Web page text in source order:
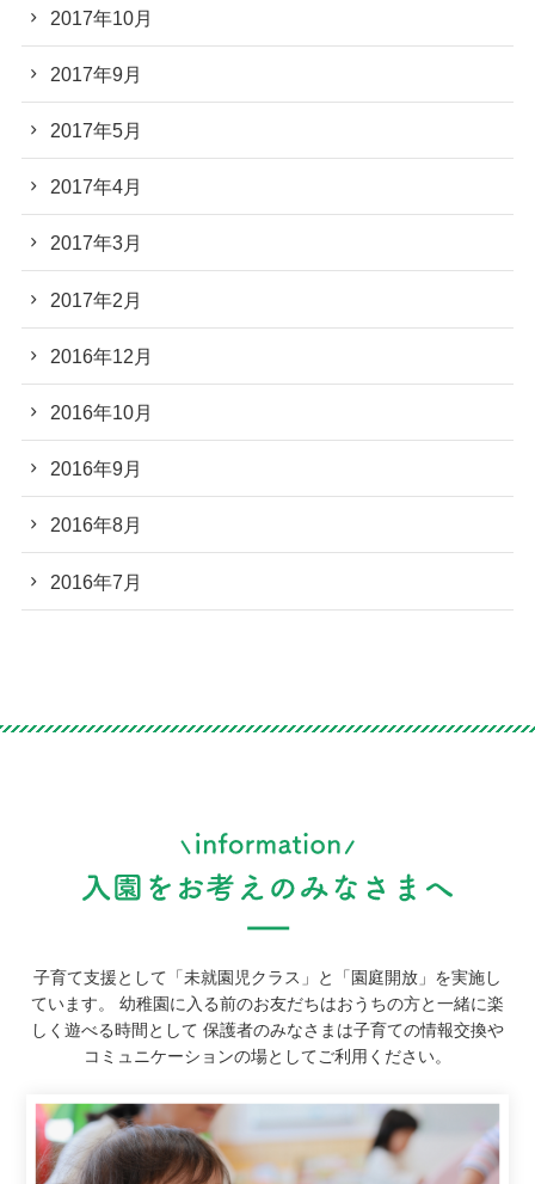
2017年10月
2017年9月
2017年5月
2017年4月
2017年3月
2017年2月
2016年12月
2016年10月
2016年9月
2016年8月
2016年7月
子育て支援として「未就園児クラス」と「園庭開放」を実施し
ています。
幼稚園に入る前のお友だちはおうちの方と一緒に楽
しく遊べる時間として 保護者のみなさまは子育ての情報交換や
コミュニケーションの場としてご利用ください。